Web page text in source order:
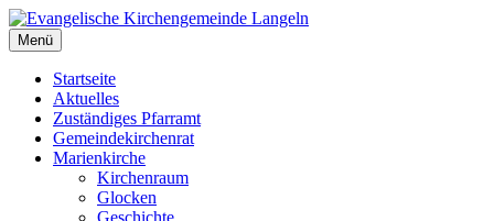
Zum
Inhalt
springen
Evangelische Kirchengemeinde Langeln
Evangelische Kirchengemeinde Langeln
Menü
Startseite
Aktuelles
Zuständiges Pfarramt
Gemeindekirchenrat
Marienkirche
Kirchenraum
Glocken
Geschichte